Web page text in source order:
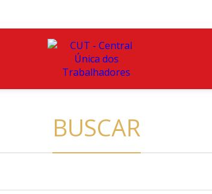
BUSCAR